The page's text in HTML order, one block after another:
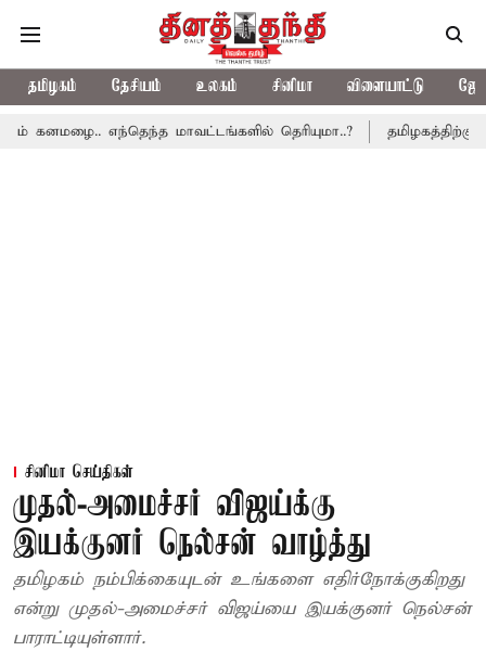
தமிழகம் தேசியம் உலகம் சினிமா விளையாட்டு
எந்தெந்த மாவட்டங்களில் தெரியுமா..? தமிழகத்திற்கு
சினிமா செய்திகள்
முதல்-அமைச்சர் விஜய்க்கு
இயக்குனர் ​நெல்சன் வாழ்த்து
தமிழகம் நம்பிக்கையுடன் உங்களை எதிர்நோக்குகிறது
என்று முதல்-அமைச்சர் விஜய்யை இயக்குனர் ​நெல்சன்
பாராட்டியுள்ளார்.